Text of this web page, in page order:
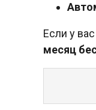
Если у
месяц